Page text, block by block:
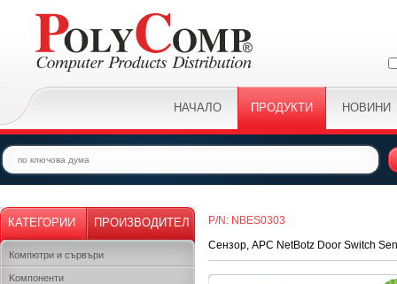
НАЧАЛО ПРОДУКТИ НОВИНИ
КАТЕГОРИИ ПРОИЗВОДИТЕЛ
Компютри и сървъри
Kомпоненти
P/N: NBES0303
Сензор, APC NetBotz Door Switch